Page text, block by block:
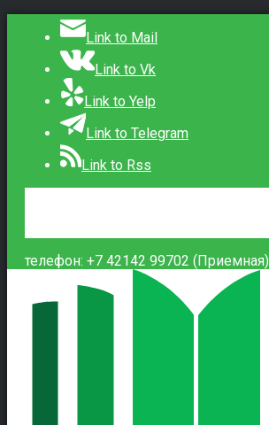
Link to Mail
Link to Vk
Link to Yelp
Link to Telegram
Link to Rss
телефон: +7 42142 99702 (Приемная)